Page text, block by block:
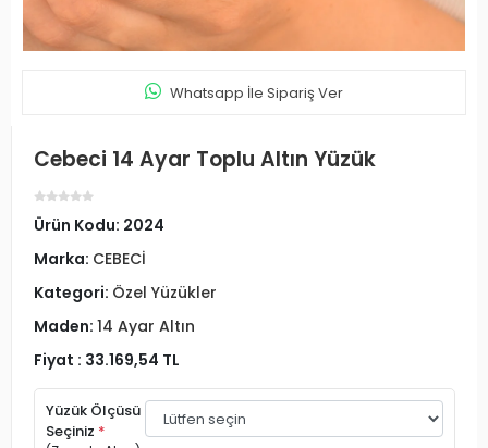
Whatsapp İle Sipariş Ver
Cebeci 14 Ayar Toplu Altın Yüzük
Ürün Kodu: 2024
Marka: CEBECİ
Kategori: Özel Yüzükler
Maden: 14 Ayar Altın
Fiyat : 33.169,54 TL
Yüzük Ölçüsü
Seçiniz *